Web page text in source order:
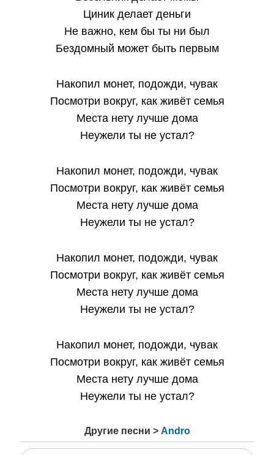
Циник делает деньги
Не важно, кем бы ты ни был
Бездомный может быть первым
Накопил монет, подожди, чувак
Посмотри вокруг, как живёт семья
Места нету лучше дома
Неужели ты не устал?
Накопил монет, подожди, чувак
Посмотри вокруг, как живёт семья
Места нету лучше дома
Неужели ты не устал?
Накопил монет, подожди, чувак
Посмотри вокруг, как живёт семья
Места нету лучше дома
Неужели ты не устал?
Накопил монет, подожди, чувак
Посмотри вокруг, как живёт семья
Места нету лучше дома
Неужели ты не устал?
Другие песни > Andro